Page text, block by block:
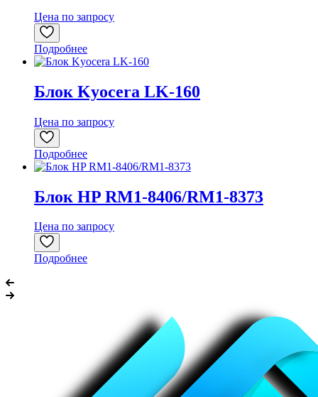
Цена по запросу
Подробнее
Блок Kyocera LK-160
Цена по запросу
Подробнее
Блок HP RM1-8406/RM1-8373
Цена по запросу
Подробнее